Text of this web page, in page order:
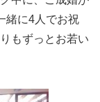
緒に4人でお祝
もずっとお若い